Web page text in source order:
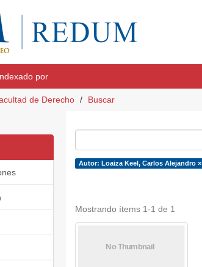
por
de Derecho Buscar
Autor: Loaiza Keel, Carlos Alejandro ×
Mostrando ítems 1-1 de 1